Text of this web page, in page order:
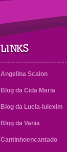
LINKS
Angelina Scalon
Blog da Cida Maria
Blog da Lucia-lulexim
Blog da Vania
Cantinhoencantado